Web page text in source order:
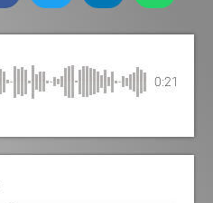
0:21